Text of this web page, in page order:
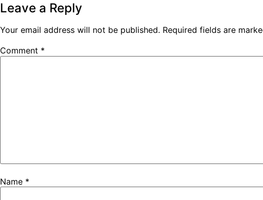
Leave a Reply
Your email address will not be published. Required fields are
Comment *
Name *